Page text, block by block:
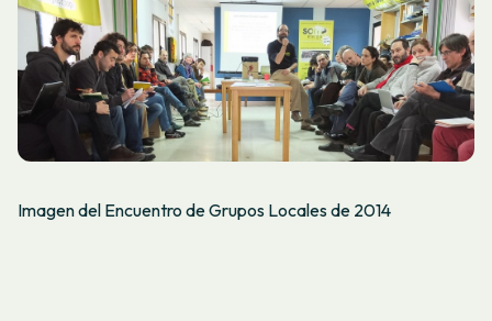
Imagen del Encuentro de Grupos Locales de 2014